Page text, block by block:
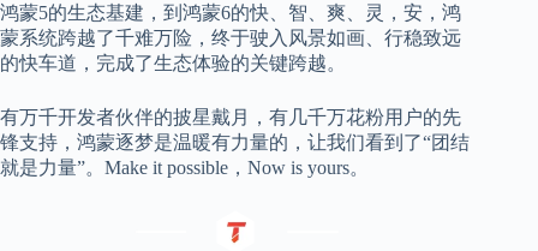
鸿蒙5的生态基建，到鸿蒙6的快、智、爽、灵，安，鸿
蒙系统跨越了千难万险，终于驶入风景如画、行稳致远
的快车道，完成了生态体验的关键跨越。
有万千开发者伙伴的披星戴月，有几千万花粉用户的先
锋支持，鸿蒙逐梦是温暖有力量的，让我们看到了“团结
就是力量”。Make it possible ， Now is yours。